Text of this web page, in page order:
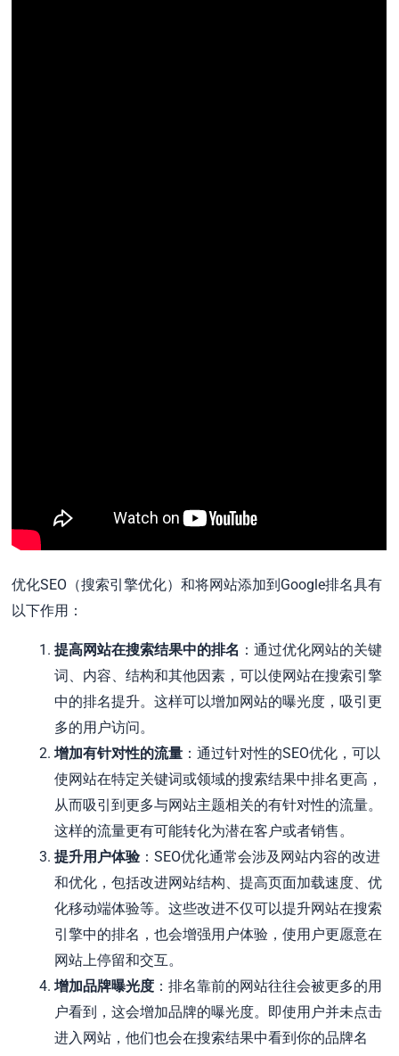
优化SEO（搜索引擎优化）和将网站添加到Google排名具有
以下作用：
提高网站在搜索结果中的排名 ：通过优化网站的关键
词、内容、结构和其他因素，可以使网站在搜索引擎
中的排名提升。这样可以增加网站的曝光度，吸引更
多的用户访问。
增加有针对性的流量 ：通过针对性的SEO优化，可以
使网站在特定关键词或领域的搜索结果中排名更高，
从而吸引到更多与网站主题相关的有针对性的流量。
这样的流量更有可能转化为潜在客户或者销售。
提升用户体验：SEO优化通常会涉及网站内容的改进
和优化，包括改进网站结构、提高页面加载速度、优
化移动端体验等。这些改进不仅可以提升网站在搜索
引擎中的排名，也会增强用户体验，使用户更愿意在
网站上停留和交互。
增加品牌曝光度 ：排名靠前的网站往往会被更多的用
户看到，这会增加品牌的曝光度。即使用户并未点击
进入网站，他们也会在搜索结果中看到你的品牌名